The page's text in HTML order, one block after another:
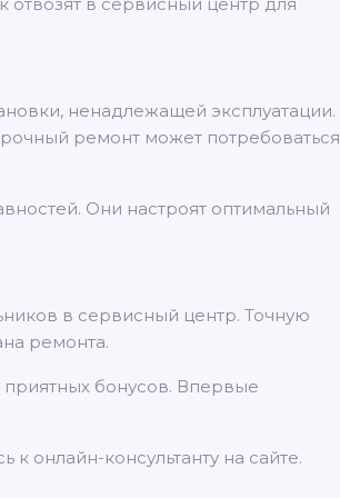
ненадлежащей эксплуатации.
ремонт может потребоваться
Они настроят оптимальный
в сервисный центр. Точную
ремонта.
бонусов. Впервые
к онлайн-консультанту на сайте.